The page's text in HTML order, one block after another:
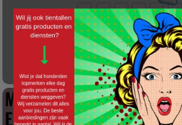
Gratis Princess elektrische
100